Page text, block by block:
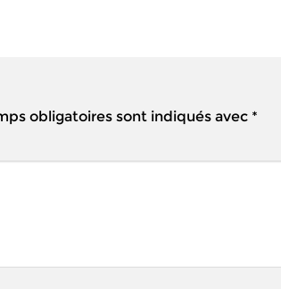
obligatoires sont indiqués avec *